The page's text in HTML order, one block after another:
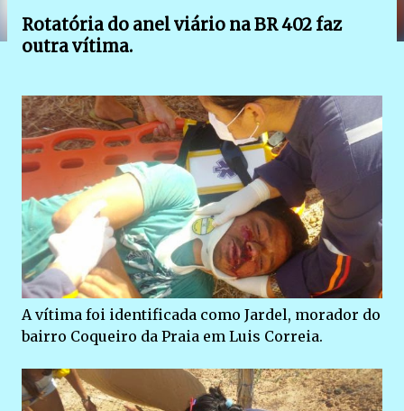
Rotatória do anel viário na BR 402 faz
outra vítima.
A vítima foi identificada como Jardel, morador do
bairro Coqueiro da Praia em Luis Correia.